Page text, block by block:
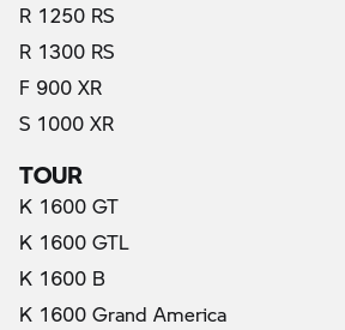
R 1250 RS
R 1300 RS
F 900 XR
S 1000 XR
TOUR
K 1600 GT
K 1600 GTL
K 1600 B
K 1600 Grand America